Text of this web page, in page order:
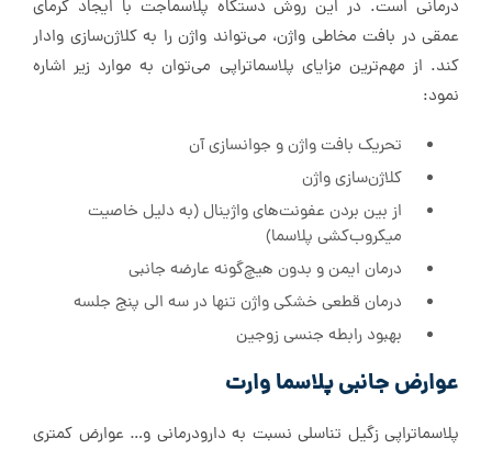
درمانی است. در این روش دستگاه پلاسما‌جت با ایجاد گرمای
عمقی در بافت مخاطی واژن، می‌تواند واژن را به کلاژن‌سازی وادار
کند. از مهم‌ترین مزایای پلاسما‌تراپی می‌توان به موارد زیر اشاره
نمود:
تحریک بافت واژن و جوانسازی آن
کلاژن‌سازی واژن
از بین بردن عفونت‌های واژینال (به دلیل خاصیت
میکروب‌کشی پلاسما)
درمان ایمن و بدون هیچ‌گونه عارضه جانبی
درمان قطعی خشکی واژن تنها در سه الی پنج جلسه
بهبود رابطه جنسی زوجین
عوارض جانبی پلاسما وارت
پلاسما‌تراپی زگیل تناسلی نسبت به دارودرمانی و… عوارض کمتری